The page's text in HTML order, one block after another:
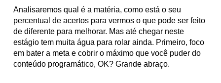
Analisaremos qual é a matéria, como está o seu
percentual de acertos para vermos o que pode ser feito
de diferente para melhorar. Mas até chegar neste
estágio tem muita água para rolar ainda. Primeiro, foco
em bater a meta e cobrir o máximo que você puder do
conteúdo programático, OK? Grande abraço.